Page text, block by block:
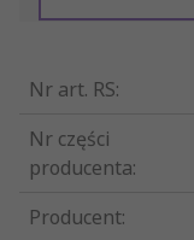
Nr art. RS:
Nr części
producenta:
Producent: